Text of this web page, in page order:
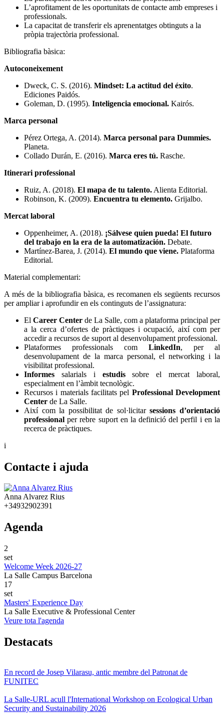
L’aprofitament de les oportunitats de contacte amb empreses i
professionals.
La capacitat de transferir els aprenentatges obtinguts a la
pròpia trajectòria professional.
Bibliografia bàsica:
Autoconeixement
Dweck, C. S. (2016). Mindset: La actitud del éxito.
Ediciones Paidós.
Goleman, D. (1995). Inteligencia emocional. Kairós.
Marca personal
Pérez Ortega, A. (2014). Marca personal para Dummies.
Planeta.
Collado Durán, E. (2016). Marca eres tú. Rasche.
Itinerari professional
Ruiz, A. (2018). El mapa de tu talento. Alienta Editorial.
Robinson, K. (2009). Encuentra tu elemento. Grijalbo.
Mercat laboral
Oppenheimer, A. (2018). ¡Sálvese quien pueda! El futuro
del trabajo en la era de la automatización. Debate.
Martínez-Barea, J. (2014). El mundo que viene. Plataforma
Editorial.
Material complementari:
A més de la bibliografia bàsica, es recomanen els següents recursos
per ampliar i aprofundir en els continguts de l’assignatura:
El Career Center de La Salle, com a plataforma principal per
a la cerca d’ofertes de pràctiques i ocupació, així com per
accedir a recursos de suport al desenvolupament professional.
Plataformes professionals com LinkedIn, per al
desenvolupament de la marca personal, el networking i la
visibilitat professional.
Informes salarials i estudissobre el mercat laboral,
especialment en l’àmbit tecnològic.
Recursos i materials facilitats pel Professional Development
Center de La Salle.
Així com la possibilitat de sol·licitarsessions d’orientació
professional per rebre suport en la definició del perfil i en la
recerca de pràctiques.
i
Contacte i ajuda
Anna Alvarez Rius
+34932902391
Agenda
2
set
Welcome Week 2026-27
La Salle Campus Barcelona
17
set
Masters' Experience Day
La Salle Executive & Professional Center
Veure tota l'agenda
Destacats
En record de Josep Vilarasu, antic membre del Patronat de
FUNITEC
La Salle-URL acull l'International Workshop on Ecological Urban
Security and Sustainability 2026